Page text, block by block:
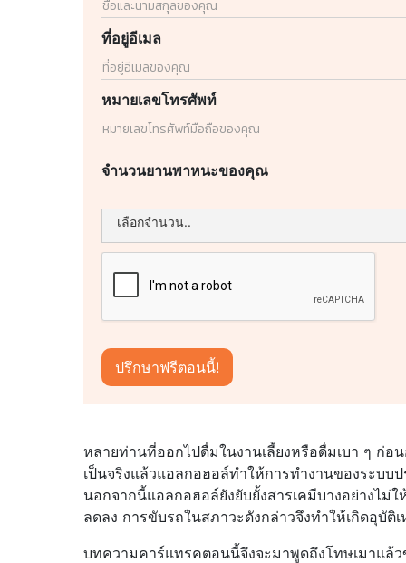
ที่อยู่อีเมล
หมายเลขโทรศัพท์
จำนวนยานพาหนะของคุณ
หลายท่านที่ออกไปดื่มในงานเลี้ยงหรือดื่มเบา ๆ ก่อ
เป็นจริงแล้วแอลกอฮอล์ทำให้การทำงานของระบ
นอกจากนี้แอลกอฮอล์ยังยับยั้งสารเคมีบางอย่างไม่
ลดลง การขับรถในสภาวะดังกล่าวจึงทำให้เกิดอุบัติเ
บทความคาร์แทรคตอนนี้จึงจะมาพูดถึงโทษเมาแ